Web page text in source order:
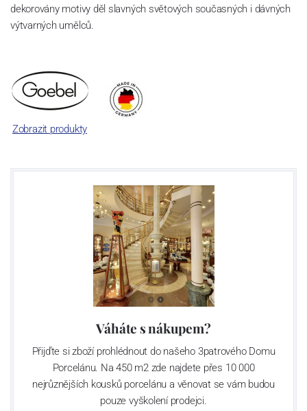
dekorovány motivy děl slavných světových současných i dávných
výtvarných umělců.
Zobrazit produkty
Váháte s nákupem?
Přijďte si zboží prohlédnout do našeho 3patrového Domu
Porcelánu. Na 450 m2 zde najdete přes 10 000
nejrůznějších kousků porcelánu a věnovat se vám budou
pouze vyškolení prodejci.